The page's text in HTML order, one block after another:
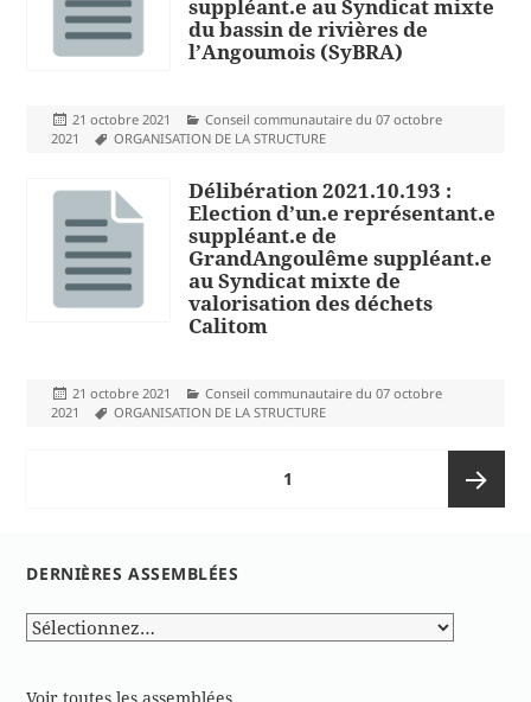
suppléant.e au Syndicat mixte
du bassin de rivières de
l’Angoumois (SyBRA)
Publié
le
21 octobre 2021 Catégories
Conseil communautaire du 07 octobre
2021
Mots-
ORGANISATION DE LA STRUCTURE
Délibération 2021.10.193 :
Election d’un.e représentant.e
suppléant.e de
GrandAngoulême suppléant.e
au Syndicat mixte de
valorisation des déchets
Calitom
Publié
le
21 octobre 2021 Catégories
Conseil communautaire du 07 octobre
2021
Mots-
ORGANISATION DE LA STRUCTURE
1
DERNIÈRES ASSEMBLÉES